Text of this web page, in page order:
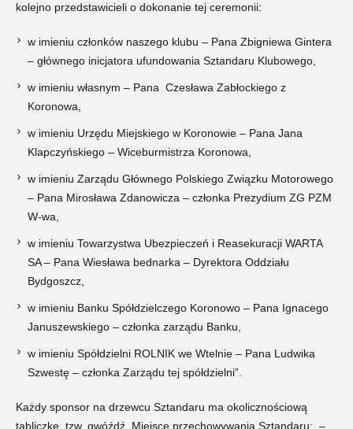
kolejno przedstawicieli o dokonanie tej ceremonii:
w imieniu członków naszego klubu – Pana Zbigniewa Gintera
– głównego inicjatora ufundowania Sztandaru Klubowego,
w imieniu własnym – Pana Czesława Zabłockiego z
Koronowa,
w imieniu Urzędu Miejskiego w Koronowie – Pana Jana
Klapczyńskiego – Wiceburmistrza Koronowa,
w imieniu Zarządu Głównego Polskiego Związku Motorowego
– Pana Mirosława Zdanowicza – członka Prezydium ZG PZM
W-wa,
w imieniu Towarzystwa Ubezpieczeń i Reasekuracji WARTA
SA – Pana Wiesława bednarka – Dyrektora Oddziału
Bydgoszcz,
w imieniu Banku Spółdzielczego Koronowo – Pana Ignacego
Januszewskiego – członka zarządu Banku,
w imieniu Spółdzielni ROLNIK we Wtelnie – Pana Ludwika
Szwestę – członka Zarządu tej spółdzielni”.
Każdy sponsor na drzewcu Sztandaru ma okolicznościową
tabliczkę, tzw. gwóźdź. Miejsce przechowywania Sztandaru: –